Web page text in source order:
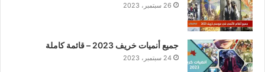
26 سبتمبر، 2023
جميع أنميات خريف 2023 – قائمة كاملة
24 سبتمبر، 2023